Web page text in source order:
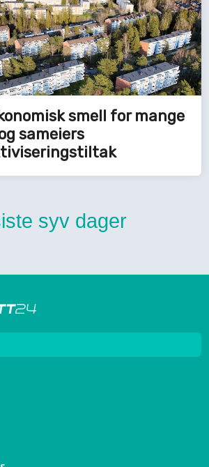
smell for mange
sameiers
syv dager